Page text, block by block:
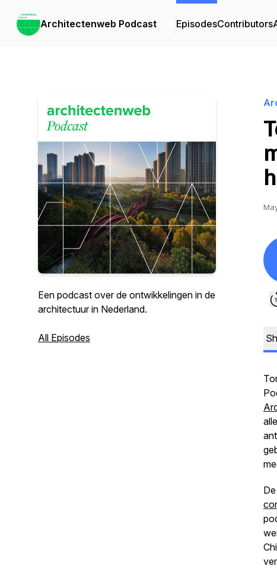
Architectenweb Podcast EpisodesContributors
Een podcast over de ontwikkelingen in de
architectuur in Nederland.
All Episodes